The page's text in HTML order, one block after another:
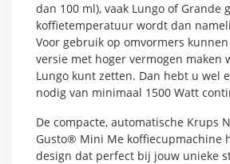
dan 100 ml), vaak Lungo of Grande
koffietemperatuur wordt dan
Voor gebruik op omvormers
versie met hoger vermogen maken
Lungo kunt zetten. Dan hebt u wel
nodig van minimaal 1500 Watt
De compacte, automatische Krups
Gusto® Mini Me koffiecupmachine
design dat perfect bij jouw unieke